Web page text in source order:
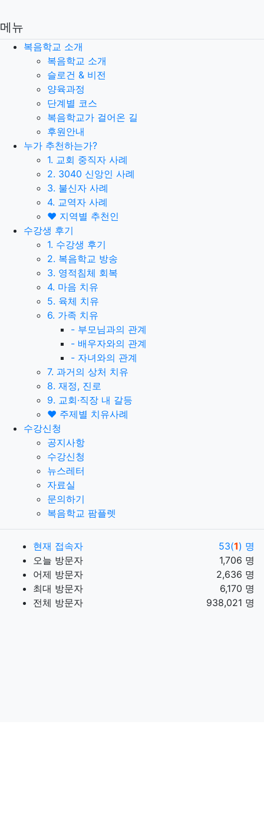
메뉴
복음학교 소개
복음학교 소개
슬로건 & 비전
양육과정
단계별 코스
복음학교가 걸어온 길
후원안내
누가 추천하는가?
1. 교회 중직자 사례
2. 3040 신앙인 사례
3. 불신자 사례
4. 교역자 사례
❤️ 지역별 추천인
수강생 후기
1. 수강생 후기
2. 복음학교 방송
3. 영적침체 회복
4. 마음 치유
5. 육체 치유
6. 가족 치유
- 부모님과의 관계
- 배우자와의 관계
- 자녀와의 관계
7. 과거의 상처 치유
8. 재정, 진로
9. 교회·직장 내 갈등
❤️ 주제별 치유사례
수강신청
공지사항
수강신청
뉴스레터
자료실
문의하기
복음학교 팜플렛
현재 접속자 53(1) 명
오늘 방문자
1,706 명
어제 방문자
2,636 명
최대 방문자
6,170 명
전체 방문자
938,021 명